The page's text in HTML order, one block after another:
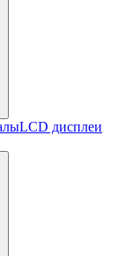
LCD дисплеи